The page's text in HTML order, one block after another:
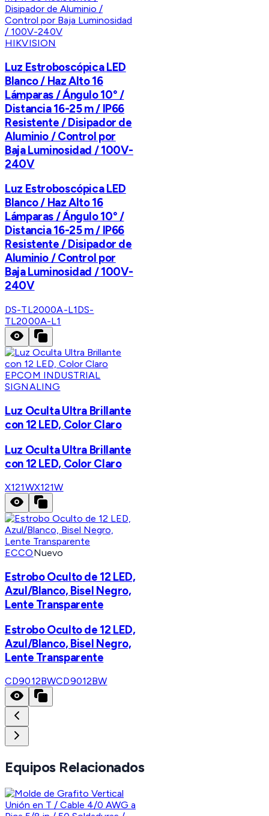
HIKVISION
Luz Estroboscópica LED
Blanco / Haz Alto 16
Lámparas / Ángulo 10° /
Distancia 16-25 m / IP66
Resistente / Disipador de
Aluminio / Control por
Baja Luminosidad / 100V-
240V
Luz Estroboscópica LED
Blanco / Haz Alto 16
Lámparas / Ángulo 10° /
Distancia 16-25 m / IP66
Resistente / Disipador de
Aluminio / Control por
Baja Luminosidad / 100V-
240V
DS-TL2000A-L1DS-
TL2000A-L1
EPCOM INDUSTRIAL
SIGNALING
Luz Oculta Ultra Brillante
con 12 LED, Color Claro
Luz Oculta Ultra Brillante
con 12 LED, Color Claro
X121WX121W
ECCONuevo
Estrobo Oculto de 12 LED,
Azul/Blanco, Bisel Negro,
Lente Transparente
Estrobo Oculto de 12 LED,
Azul/Blanco, Bisel Negro,
Lente Transparente
CD9012BWCD9012BW
Equipos Relacionados